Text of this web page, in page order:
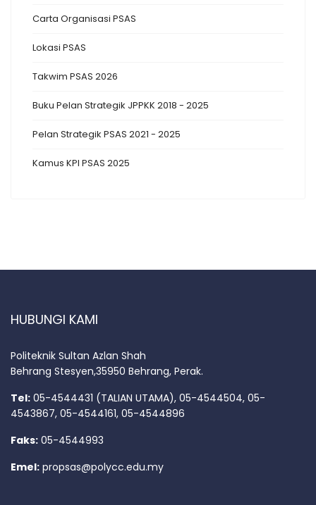
Carta Organisasi PSAS
Lokasi PSAS
Takwim PSAS 2026
Buku Pelan Strategik JPPKK 2018 - 2025
Pelan Strategik PSAS 2021 - 2025
Kamus KPI PSAS 2025
HUBUNGI KAMI
Politeknik Sultan Azlan Shah
Behrang Stesyen,35950 Behrang, Perak.
Tel: 05-4544431 (TALIAN UTAMA), 05-4544504, 05-
4543867, 05-4544161, 05-4544896
Faks: 05-4544993
Emel: propsas@polycc.edu.my